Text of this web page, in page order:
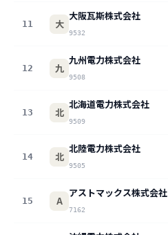
11 大
大阪瓦斯株式会社
9532
12 九
九州電力株式会社
9508
13 北
北海道電力株式会社
9509
14 北
北陸電力株式会社
9505
15 A
アストマックス株式会社
7162